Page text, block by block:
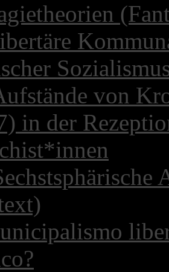
von
in der